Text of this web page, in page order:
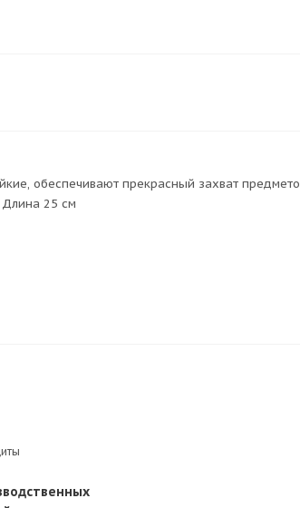
обеспечивают прекрасный захват
Длина 25 см